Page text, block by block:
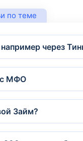
по теме
через
с МФО
Займ?